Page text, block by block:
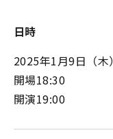
日時
2025年1月9日（木）
開場18:30
開演19:00